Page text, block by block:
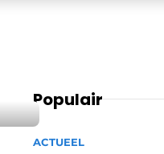
Populair
ACTUEEL